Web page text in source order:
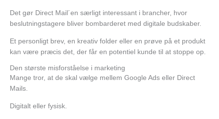
Det gør Direct Mail´en særligt interessant i brancher, hvor
beslutningstagere bliver bombarderet med digitale budskaber.
Et personligt brev, en kreativ folder eller en prøve på et produkt
kan være præcis det, der får en potentiel kunde til at stoppe op.
Den største misforståelse i marketing
Mange tror, at de skal vælge mellem Google Ads eller Direct
Mails.
Digitalt eller fysisk.